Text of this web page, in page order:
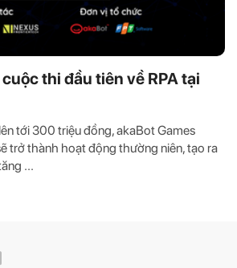
thi đầu tiên về RPA tại
tới 300 triệu đồng, akaBot Games
trở thành hoạt động thường niên, tạo ra
...